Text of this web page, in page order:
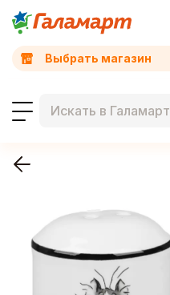
Выбрать магазин